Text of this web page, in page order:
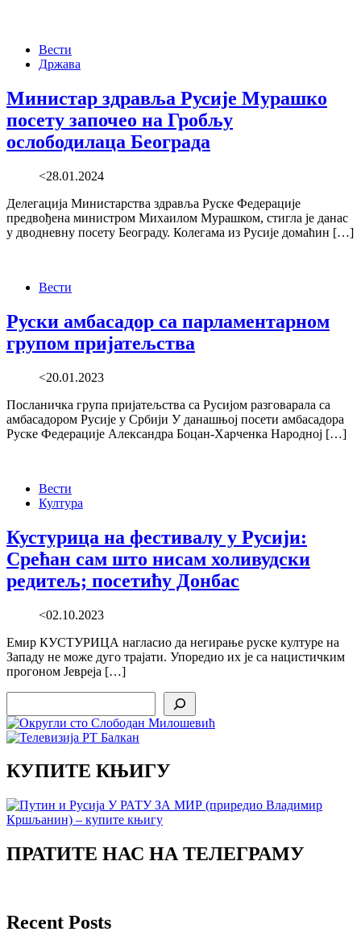
Вести
Држава
Министар здравља Русије Мурашко
посету започео на Гробљу
ослободилаца Београда
<28.01.2024
Делегација Министарства здравља Руске Федерације
предвођена министром Михаилом Мурашком, стигла је данас
у дводневну посету Београду. Колегама из Русије домаћин […]
Вести
Руски амбасадор са парламентарном
групом пријатељства
<20.01.2023
Посланичка група пријатељства са Русијом разговарала са
амбасадором Русије у Србији У данашњој посети амбасадора
Руске Федерације Александра Боцан-Харченка Народној […]
Вести
Култура
Кустурица на фестивалу у Русији:
Срећан сам што нисам холивудски
редитељ; посетићу Донбас
<02.10.2023
Емир КУСТУРИЦА нагласио да негирање руске културе на
Западу не може дуго трајати. Упоредио их је са нацистичким
прогоном Јевреја […]
КУПИТЕ КЊИГУ
ПРАТИТЕ НАС НА ТЕЛЕГРАМУ
Recent Posts